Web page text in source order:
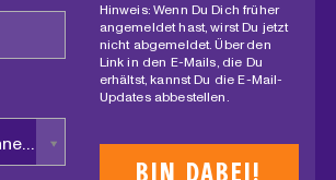
1010 Wien Innere Stadt
Hinweis: Wenn Du Dich früher
angemeldet hast, wirst Du jetzt
nicht abgemeldet. Über den
Link in den E-Mails, die Du
erhältst, kannst Du die E-Mail-
Updates abbestellen.